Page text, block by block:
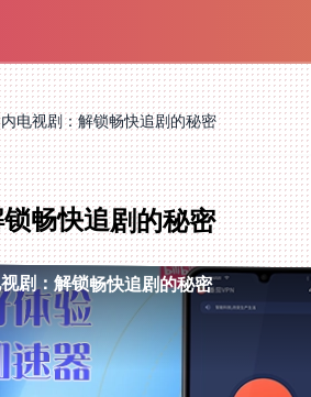
电视剧：解锁畅快追剧的秘密
畅快追剧的秘密
剧：解锁畅快追剧的秘密